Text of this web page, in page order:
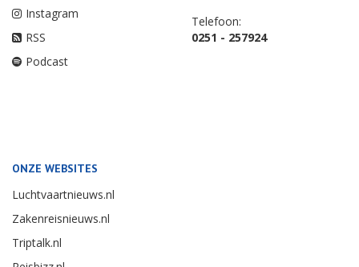
Instagram
RSS
Podcast
Telefoon:
0251 - 257924
ONZE WEBSITES
Luchtvaartnieuws.nl
Zakenreisnieuws.nl
Triptalk.nl